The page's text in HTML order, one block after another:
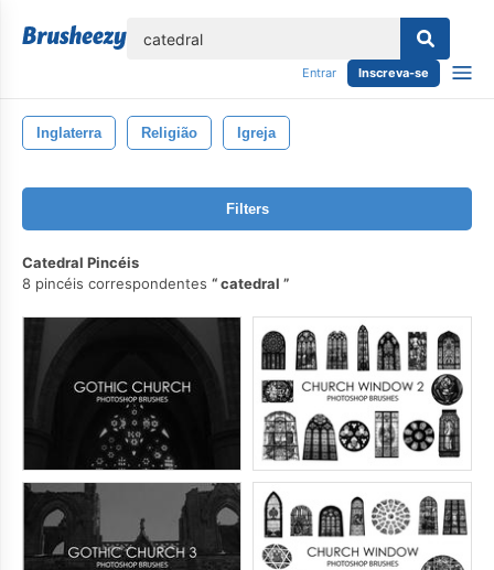
Entrar Inscreva-se
Inglaterra Religião Igreja
Filters
Catedral Pincéis
8 pincéis correspondentes
catedral